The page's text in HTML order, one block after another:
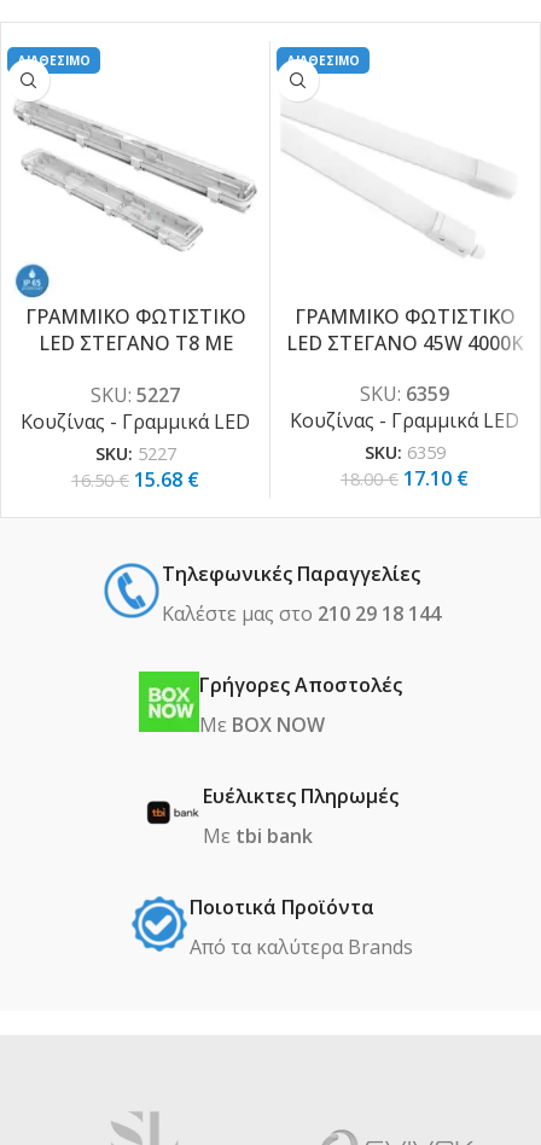
-5%
ΔΙΑΘΕΣΙΜΟ
ΓΡΑΜΜΙΚΟ ΦΩΤΙΣΤΙΚΟ
LED ΣΤΕΓΑΝΟ T8 ΜΕ
SKU: 5227
Κουζίνας - Γραμμικά LED
SKU: 5227
16.50€ 15.68 €
-5%
ΔΙΑΘΕΣΙΜΟ
ΓΡΑΜΜΙΚΟ ΦΩΤΙΣΤΙΚΟ
LED ΣΤΕΓΑΝΟ 45W 4000K
SKU: 6359
Κουζίνας - Γραμμικά LED
SKU: 6359
18.00€ 17.10 €
Τηλεφωνικές Παραγγελίες
Καλέστε μας στο 210 29 18 144
Γρήγορες Αποστολές
Με BOX NOW
Ευέλικτες Πληρωμές
Με tbi bank
Ποιοτικά Προϊόντα
Από τα καλύτερα Βrands